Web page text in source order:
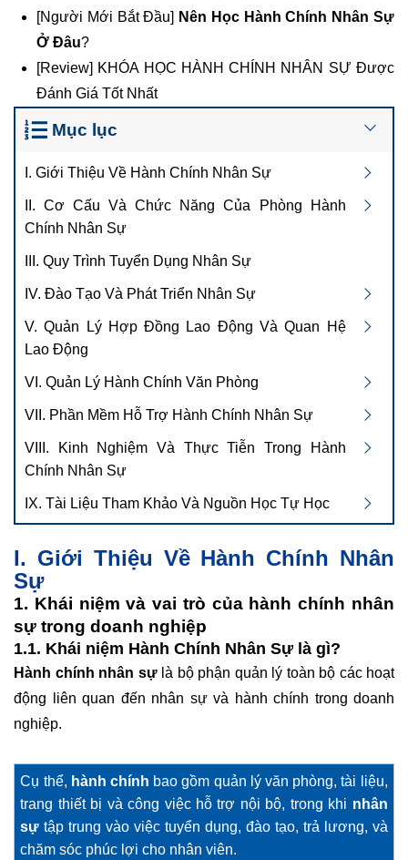
[Người Mới Bắt Đầu] Nên Học Hành Chính Nhân Sự
Ở Đâu?
[Review] KHÓA HỌC HÀNH CHÍNH NHÂN SỰ Được
Đánh Giá Tốt Nhất
Mục lục
I. Giới Thiệu Về Hành Chính Nhân Sự
II. Cơ Cấu Và Chức Năng Của Phòng Hành
Chính Nhân Sự
III. Quy Trình Tuyển Dụng Nhân Sự
IV. Đào Tạo Và Phát Triển Nhân Sự
V. Quản Lý Hợp Đồng Lao Động Và Quan Hệ
Lao Động
VI. Quản Lý Hành Chính Văn Phòng
VII. Phần Mềm Hỗ Trợ Hành Chính Nhân Sự
VIII. Kinh Nghiệm Và Thực Tiễn Trong Hành
Chính Nhân Sự
IX. Tài Liệu Tham Khảo Và Nguồn Học Tự Học
I. Giới Thiệu Về Hành Chính Nhân
Sự
1. Khái niệm và vai trò của hành chính nhân
sự trong doanh nghiệp
1.1. Khái niệm Hành Chính Nhân Sự là gì?
Hành chính nhân sựlà bộ phận quản lý toàn bộ các hoạt
động liên quan đến nhân sự và hành chính trong doanh
nghiệp.
Cụ thể, hành chính bao gồm quản lý văn phòng, tài liệu,
trang thiết bị và công việc hỗ trợ nội bộ, trong khi nhân
sự tập trung vào việc tuyển dụng, đào tạo, trả lương, và
chăm sóc phúc lợi cho nhân viên.